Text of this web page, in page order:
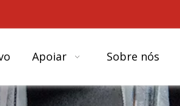
Apoiar Sobre nós